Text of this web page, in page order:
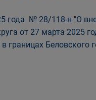
года № 28/118-н "О
от 27 марта
границах Беловского